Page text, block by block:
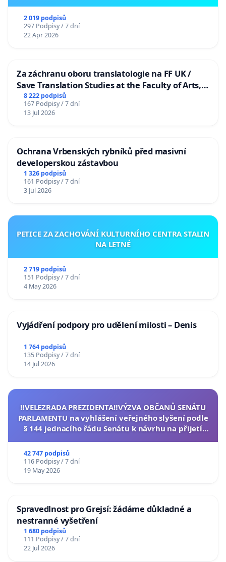
2 019 podpisů
297 Podpisy / 7 dní
22 Apr 2026
Za záchranu oboru translatologie na FF UK /
Save Translation Studies at the Faculty of Arts,
Charles University
8 222 podpisů
167 Podpisy / 7 dní
13 Jul 2026
Ochrana Vrbenských rybníků před masivní
developerskou zástavbou
1 326 podpisů
161 Podpisy / 7 dní
3 Jul 2026
PETICE ZA ZACHOVÁNÍ KULTURNÍHO CENTRA STALIN
NA LETNÉ
2 719 podpisů
151 Podpisy / 7 dní
4 May 2026
Vyjádření podpory pro udělení milosti – Denis
1 764 podpisů
135 Podpisy / 7 dní
14 Jul 2026
‼️VELEZRADA PREZIDENTA‼️VÝZVA OBČANŮ SENÁTU
PARLAMENTU na vyhlášení veřejného slyšení podle
§ 144 jednacího řádu Senátu k návrhu na přijetí
42 747 podpisů
116 Podpisy / 7 dní
19 May 2026
Spravedlnost pro Grejsí: žádáme důkladné a
nestranné vyšetření
1 680 podpisů
111 Podpisy / 7 dní
22 Jul 2026